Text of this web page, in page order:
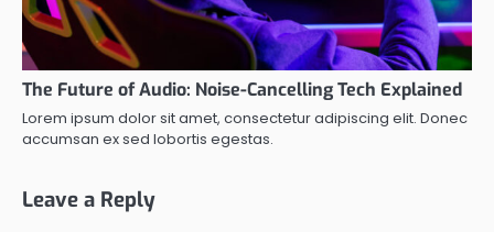
The Future of Audio: Noise-Cancelling Tech Explained
Lorem ipsum dolor sit amet, consectetur adipiscing elit. Donec
accumsan ex sed lobortis egestas.
Leave a Reply